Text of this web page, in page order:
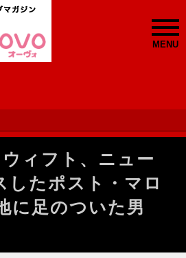
MENU
ィフト、ニュー
したポスト・マロ
に足のついた男